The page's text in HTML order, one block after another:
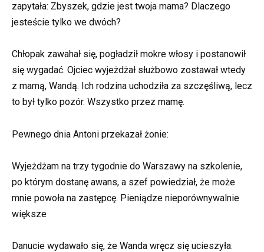
zapytała: Zbyszek, gdzie jest twoja mama? Dlaczego
jesteście tylko we dwóch?
Chłopak zawahał się, pogładził mokre włosy i postanowił
się wygadać. Ojciec wyjeżdżał służbowo zostawał wtedy
z mamą, Wandą. Ich rodzina uchodziła za szczęśliwą, lecz
to był tylko pozór. Wszystko przez mamę.
Pewnego dnia Antoni przekazał żonie:
Wyjeżdżam na trzy tygodnie do Warszawy na szkolenie,
po którym dostanę awans, a szef powiedział, że może
mnie powoła na zastępcę. Pieniądze nieporównywalnie
większe
Danucie wydawało się, że Wanda wręcz się ucieszyła.